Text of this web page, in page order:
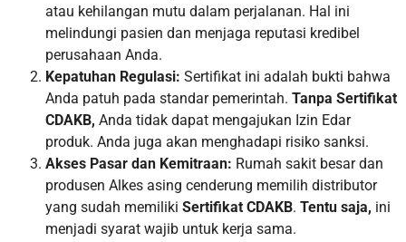
atau kehilangan mutu dalam perjalanan. Hal ini
melindungi pasien dan menjaga reputasi kredibel
perusahaan Anda.
Kepatuhan Regulasi: Sertifikat ini adalah bukti bahwa
Anda patuh pada standar pemerintah. Tanpa Sertifikat
CDAKB, Anda tidak dapat mengajukan Izin Edar
produk. Anda juga akan menghadapi risiko sanksi.
Akses Pasar dan Kemitraan: Rumah sakit besar dan
produsen Alkes asing cenderung memilih distributor
yang sudah memiliki Sertifikat CDAKB. Tentu saja, ini
menjadi syarat wajib untuk kerja sama.